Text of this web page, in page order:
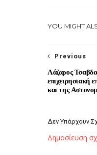
YOU MIGHT
Previous
Λάζαρος
επιχειρησιακή
και της
Δεν Υπάρχουν
Δημοσίευση